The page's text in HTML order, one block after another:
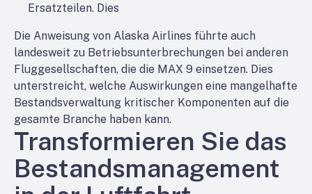
Ersatzteilen. Dies
Die Anweisung von Alaska Airlines führte auch
landesweit zu Betriebsunterbrechungen bei anderen
Fluggesellschaften, die die MAX 9 einsetzen. Dies
unterstreicht, welche Auswirkungen eine mangelhafte
Bestandsverwaltung kritischer Komponenten auf die
gesamte Branche haben kann.
Transformieren Sie das
Bestandsmanagement